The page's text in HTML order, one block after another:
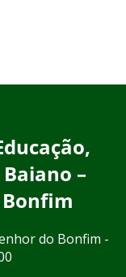
–
do Bonfim -